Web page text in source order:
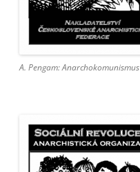
A. Pengam: Anarchokomunismus